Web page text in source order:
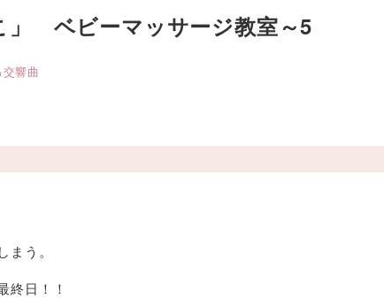
ベビーマッサージ教室～5
響曲
う。
終日！！